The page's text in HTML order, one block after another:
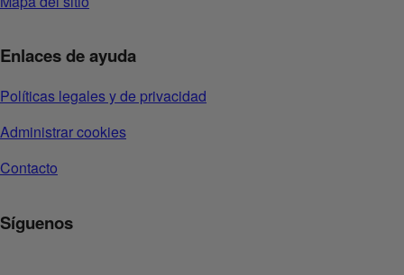
Enlaces de ayuda
Políticas legales y de privacidad
Administrar cookies
Contacto
Síguenos